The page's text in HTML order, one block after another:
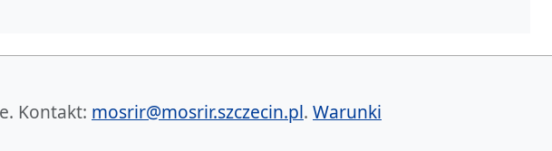
Kontakt: mosrir@mosrir.szczecin.pl. Warunki